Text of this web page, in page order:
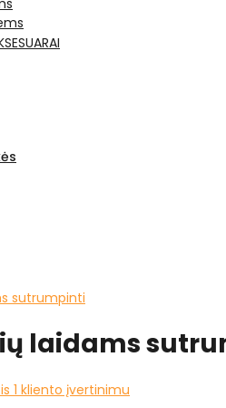
sutrumpinti
laidams
1 kliento įvertinimu